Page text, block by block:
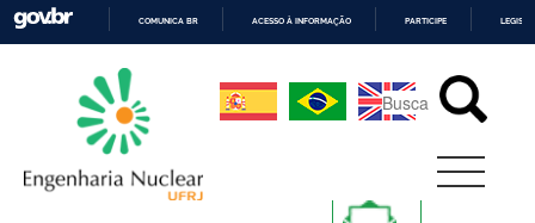
CONTEÚDO
COMUNICA BR ACESSO À INFORMAÇÃO PARTICIPE